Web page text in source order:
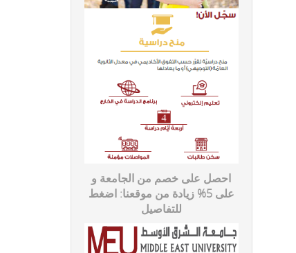
احصل على خصم من الجامعة و
على 5% زيادة من موقعنا: اضغط
للتفاصیل